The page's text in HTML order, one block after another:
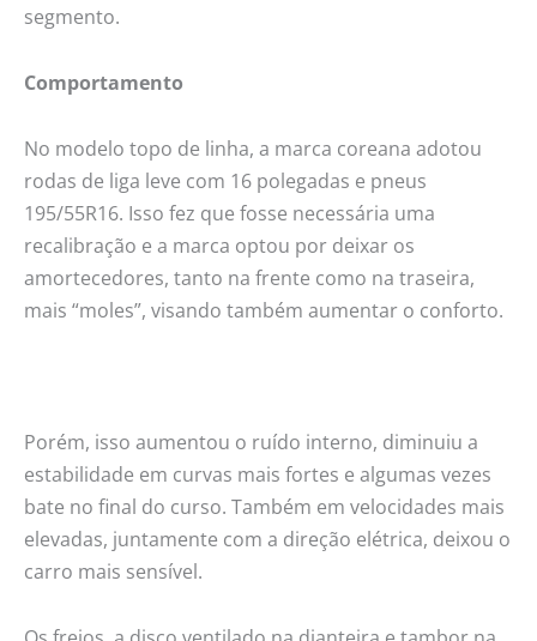
segmento.
Comportamento
No modelo topo de linha, a marca coreana adotou
rodas de liga leve com 16 polegadas e pneus
195/55R16. Isso fez que fosse necessária uma
recalibração e a marca optou por deixar os
amortecedores, tanto na frente como na traseira,
mais “moles”, visando também aumentar o conforto.
Porém, isso aumentou o ruído interno, diminuiu a
estabilidade em curvas mais fortes e algumas vezes
bate no final do curso. Também em velocidades mais
elevadas, juntamente com a direção elétrica, deixou o
carro mais sensível.